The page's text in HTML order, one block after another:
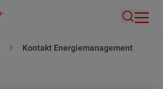
Inhalt
Suche
Kontakt Energiemanagement